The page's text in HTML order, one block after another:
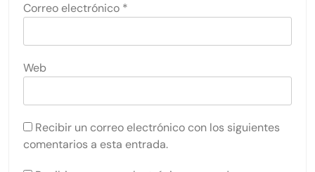
Correo electrónico *
Web
Recibir un correo electrónico con los siguientes
comentarios a esta entrada.